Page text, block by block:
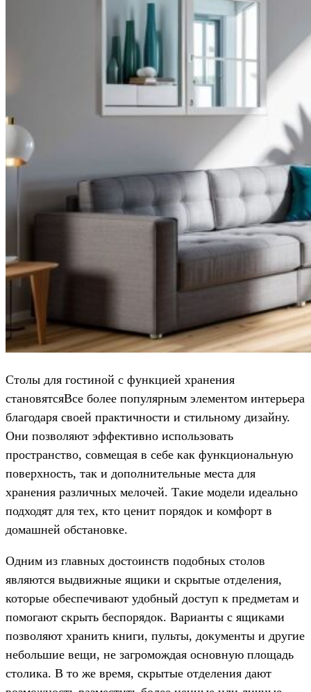
Столы для гостиной с функцией хранения
становятсяВсе более популярным элементом интерьера
благодаря своей практичности и стильному дизайну.
Они позволяют эффективно использовать
пространство, совмещая в себе как функциональную
поверхность, так и дополнительные места для
хранения различных мелочей. Такие модели идеально
подходят для тех, кто ценит порядок и комфорт в
домашней обстановке.
Одним из главных достоинств подобных столов
являются выдвижные ящики и скрытые отделения,
которые обеспечивают удобный доступ к предметам и
помогают скрыть беспорядок. Варианты с ящиками
позволяют хранить книги, пульты, документы и другие
небольшие вещи, не загромождая основную площадь
столика. В то же время, скрытые отделения дают